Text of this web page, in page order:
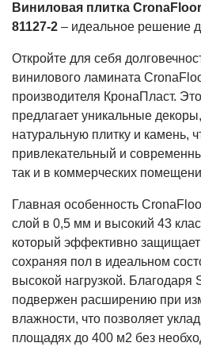
Виниловая плитка
81127-2 – идеальное решение
Откройте для себя
винилового ламината
производителя КронаПласт.
предлагает уникальные
натуральную плитку и камень,
привлекательный и
так и в коммерческих
Главная особенность
слой в 0,5 мм и высокий 43
который эффективно защищает
сохраняя пол в идеальном
высокой нагрузкой. Благодаря
подвержен расширению при
влажности, что позволяет
площадях до 400 м2 без